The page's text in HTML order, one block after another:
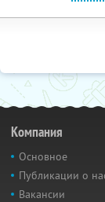
Компания
Основное
Публикации о
Вакансии